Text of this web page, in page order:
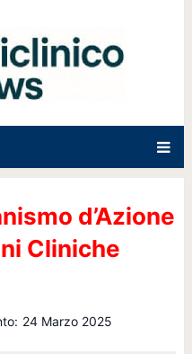
d’Azione
Cliniche
24 Marzo 2025